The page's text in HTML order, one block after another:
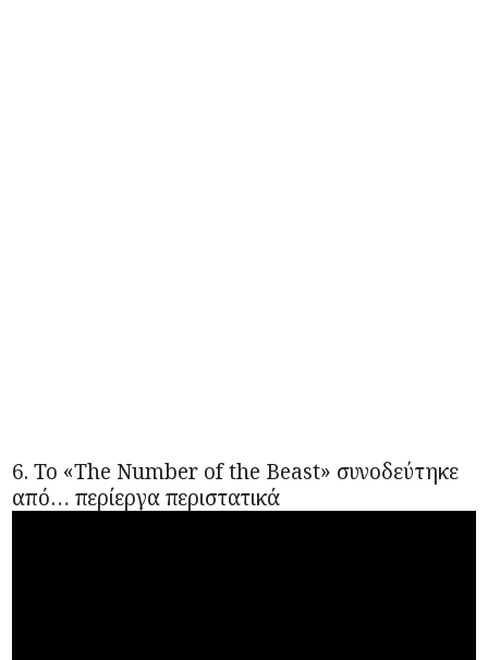
6. Το «The Number of the Beast» συνοδεύτηκε
από… περίεργα περιστατικά